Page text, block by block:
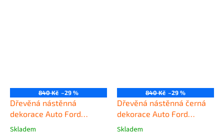
840 Kč –29 %
Dřevěná nástěnná
dekorace Auto Ford
Mustang
Skladem
840 Kč –29 %
Dřevěná nástěnná černá
dekorace Auto Ford
Mustang
Skladem